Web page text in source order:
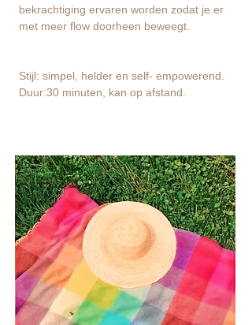
bekrachtiging ervaren worden zodat je er
met meer flow doorheen beweegt.
Stijl: simpel, helder en self- empowerend.
Duur:30 minuten, kan op afstand.